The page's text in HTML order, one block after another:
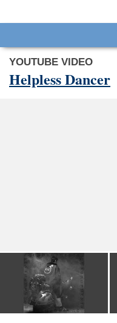
YOUTUBE VIDEO
Helpless Dancer